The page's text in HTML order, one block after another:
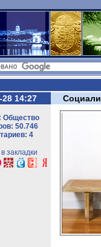
28 14:27
Общество
50.746
4
закладки